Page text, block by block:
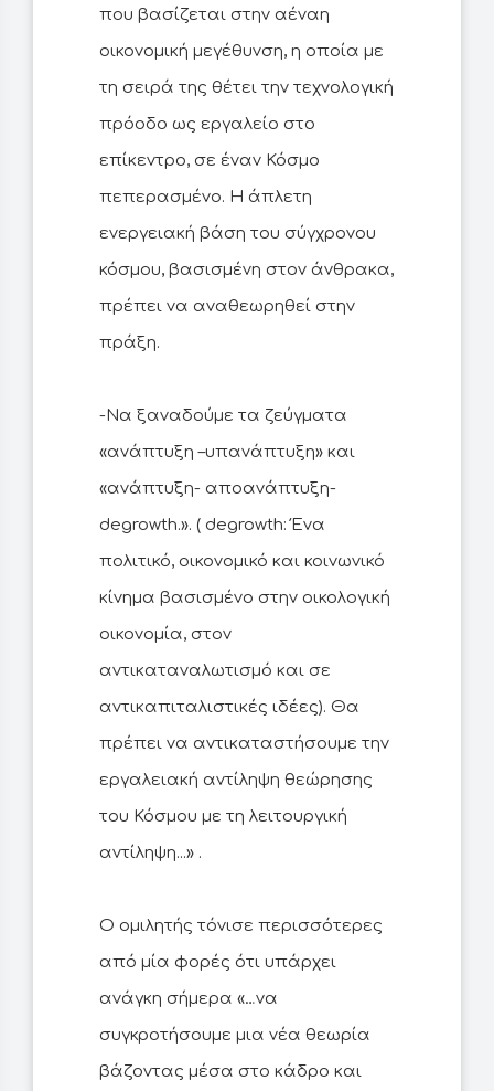
που βασίζεται στην αέναη
οικονομική μεγέθυνση, η οποία με
τη σειρά της θέτει την τεχνολογική
πρόοδο ως εργαλείο στο
επίκεντρο, σε έναν Κόσμο
πεπερασμένο. Η άπλετη
ενεργειακή βάση του σύγχρονου
κόσμου, βασισμένη στον άνθρακα,
πρέπει να αναθεωρηθεί στην
πράξη.
-Να ξαναδούμε τα ζεύγματα
«ανάπτυξη –υπανάπτυξη» και
«ανάπτυξη- αποανάπτυξη-
degrowth.». ( degrowth: Ένα
πολιτικό, οικονομικό και κοινωνικό
κίνημα βασισμένο στην οικολογική
οικονομία, στον
αντικαταναλωτισμό και σε
αντικαπιταλιστικές ιδέες). Θα
πρέπει να αντικαταστήσουμε την
εργαλειακή αντίληψη θεώρησης
του Κόσμου με τη λειτουργική
αντίληψη...» .
Ο ομιλητής τόνισε περισσότερες
από μία φορές ότι υπάρχει
ανάγκη σήμερα «…να
συγκροτήσουμε μια νέα θεωρία
βάζοντας μέσα στο κάδρο και